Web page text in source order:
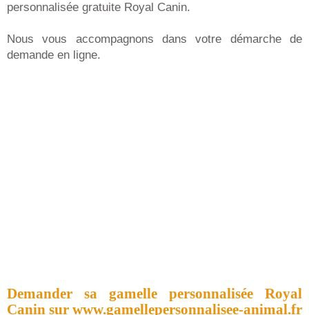
personnalisée gratuite Royal Canin.
Nous vous accompagnons dans votre démarche de
demande en ligne.
Demander sa gamelle personnalisée Royal
Canin sur www.gamellepersonnalisee-animal.fr